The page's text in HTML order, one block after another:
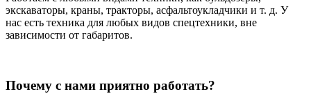
экскаваторы, краны, тракторы, асфальтоукладчики и т. д. У
нас есть техника для любых видов спецтехники, вне
зависимости от габаритов.
Почему с нами приятно работать?